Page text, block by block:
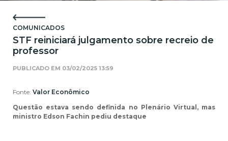
ATUAÇÃO
NOTÍCIAS E E-BOOK
RESPONSABILIDADE SOCIAL
COMUNICADOS
STF reiniciará julgamento sobre recreio de
professor
PUBLICADO EM 03/02/2025 13:59
Fonte: Valor Econômico
Questão estava sendo definida no Plenário Virtual, mas
ministro Edson Fachin pediu destaque